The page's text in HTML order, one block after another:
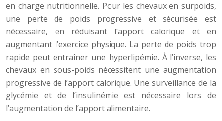
en charge nutritionnelle. Pour les chevaux en surpoids,
une perte de poids progressive et sécurisée est
nécessaire, en réduisant l’apport calorique et en
augmentant l’exercice physique. La perte de poids trop
rapide peut entraîner une hyperlipémie. À l’inverse, les
chevaux en sous-poids nécessitent une augmentation
progressive de l’apport calorique. Une surveillance de la
glycémie et de l’insulinémie est nécessaire lors de
l’augmentation de l’apport alimentaire.